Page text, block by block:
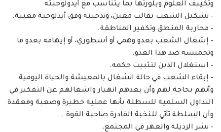
وتكييف العلوم وبلورتها بما يتناسب مع أيدولوجيته
– تشكيل الشعب بقالب معين، وتدجينه وفق أيدلوجية معينة.
– محاربة المنطق وتكفير المناطقة.
– إشغال الشعب بعدو وهمي أو أسطوري، أو إيهامه بعدو ما
وتحميسه ضد هذا العدو.
– استغلال الدين لتثبيت حكمه.
– إبقاء الشعب في حالة انشغال بالمعيشة والحياة اليومية
وأنهم بحاجة لهم وأن بعدهم انهيار واشغالهم عن التفكير في
التداول السلمية للسطلة بأنها عملية خطيرة وصعبة ومعقدة
وأن السلطة تأتي للنخبة القادرة صاحبة القوة .
– نشر الرذيلة والعهر في المجتمع.